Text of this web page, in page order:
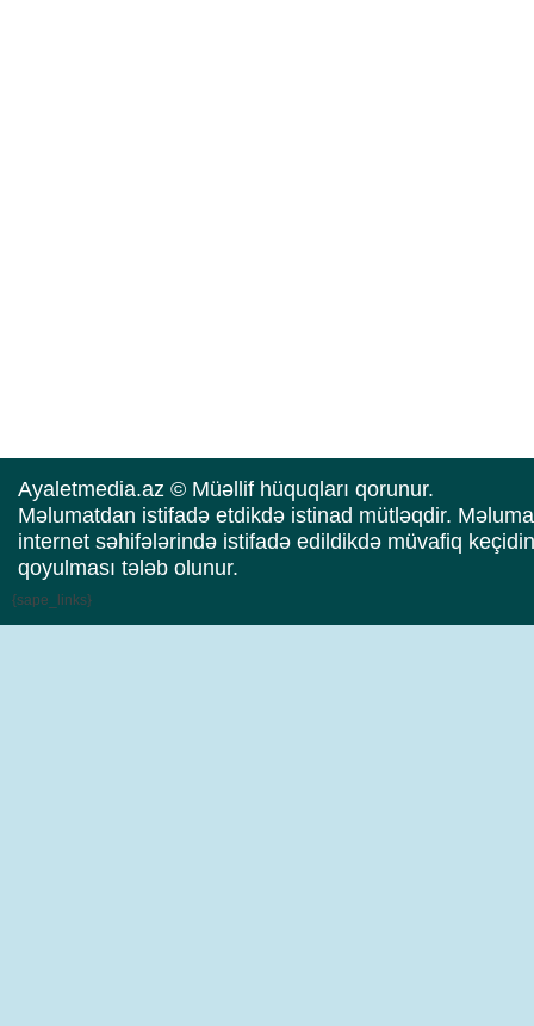
Ayaletmedia.az © Müəllif hüquqları qorunur.
Məlumatdan istifadə etdikdə istinad mütləqdir.
internet səhifələrində istifadə edildikdə müvafiq keçidin
qoyulması tələb olunur.
{sape_links}